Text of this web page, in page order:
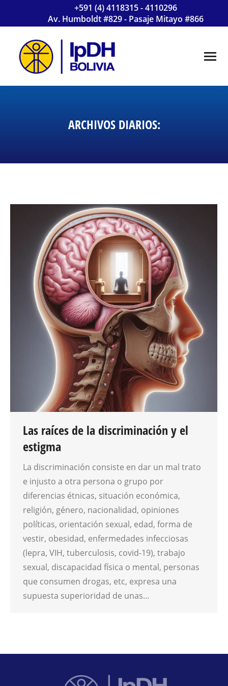
+591 (4) 4118315 - 4110296
Av. Humboldt #829 - Pasaje Mitayo #866
ARCHIVOS DIARIOS:
Las raíces de la discriminación y el
estigma
La discriminación consiste en dar un mal trato
e injusto a otra persona o grupo por
diferencias étnicas, situación económica,
religión, género, nacionalidad, opiniones
políticas, orientación sexual, edad, forma de
vestir, obesidad, enfermedades infecciosas
(lepra, VIH, tuberculosis, covid-19), trabajo
sexual, discapacidad física o mental, personas
que consumen drogas, etc, expresa una
supuesta superioridad de unas…